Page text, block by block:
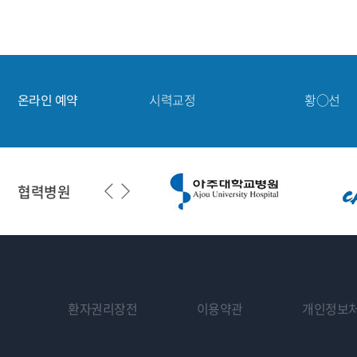
온라인 예약
시력교정
황○선
망막·녹내장
강○민
협력병원
환자권리장전 이용약관 개인정보